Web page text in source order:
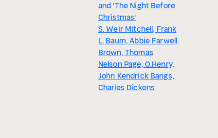
and 'The Night Before
Christmas'
S. Weir Mitchell, Frank
L. Baum, Abbie Farwell
Brown, Thomas
Nelson Page, O.Henry,
John Kendrick Bangs,
Charles Dickens